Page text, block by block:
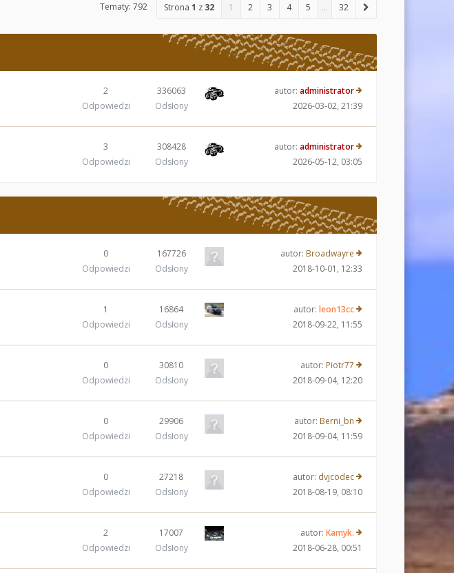
Tematy: 792 Strona 1 z 32 1 2 3 4 5 … 32
2
Odpowiedzi
336063
Odsłony
autor: administrator
2026-03-02, 21:39
3
Odpowiedzi
308428
Odsłony
autor: administrator
2026-05-12, 03:05
0
Odpowiedzi
167726
Odsłony
autor: Broadwayre
2018-10-01, 12:33
1
Odpowiedzi
16864
Odsłony
autor: leon13cc
2018-09-22, 11:55
0
Odpowiedzi
30810
Odsłony
autor: Piotr77
2018-09-04, 12:20
0
Odpowiedzi
29906
Odsłony
autor: Berni_bn
2018-09-04, 11:59
0
Odpowiedzi
27218
Odsłony
autor: dvjcodec
2018-08-19, 08:10
2
Odpowiedzi
17007
Odsłony
autor: Kamyk.
2018-06-28, 00:51